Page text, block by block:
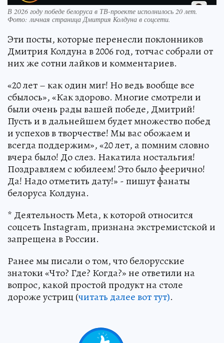
В 2026 году победе белоруса в ТВ-проекте исполнилось 20 лет.
Фото: личная страница Дмитрия Колдуна в соцсети.
Эти посты, которые перенесли поклонников
Дмитрия Колдуна в 2006 год, тотчас собрали от
них же сотни лайков и комментариев.
«20 лет – как один миг! Но ведь вообще все
сбылось», «Как здорово. Многие смотрели и
были очень рады вашей победе, Дмитрий!
Пусть и в дальнейшем будет множество побед
и успехов в творчестве! Мы вас обожаем и
всегда поддержим», «20 лет, а помним словно
вчера было! До слез. Накатила ностальгия!
Поздравляем с юбилеем! Это было феерично!
Да! Надо отметить дату!» - пишут фанаты
белоруса Колдуна.
* Деятельность Meta, к которой относится
соцсеть Instagram, признана экстремистской и
запрещена в России.
Ранее мы писали о том, что белорусские
знатоки «Что? Где? Когда?» не ответили на
вопрос, какой простой продукт на столе
дороже устриц (читать далее вот тут).